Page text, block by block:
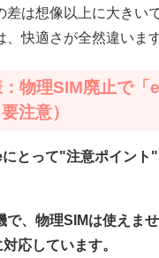
差は想像以上に大きい
、快適さが全然違います
物理SIM廃止で「
注意）
にとって"注意ポイント
で、物理SIMは使えま
応しています。